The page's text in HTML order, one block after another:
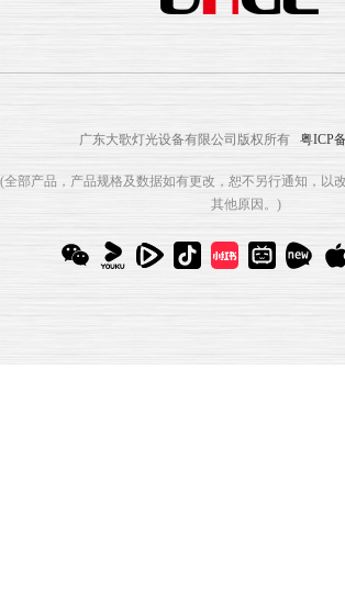
广东大歌灯光设备有限公司版权所有 粤ICP
(全部产品，产品规格及数据如有更改，恕不另行通知，以
其他原因。)